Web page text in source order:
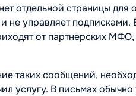
отдельной страницы для
не управляет
от партнерских
таких сообщений,
услугу. В письмах